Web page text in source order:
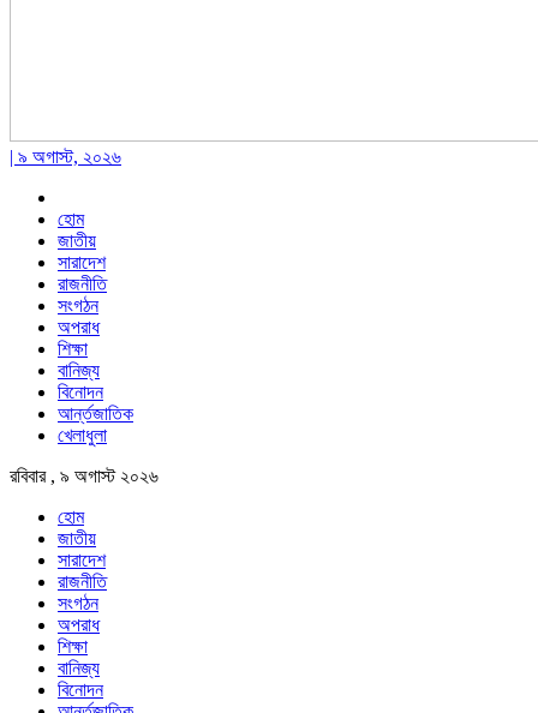
| ৯ অগাস্ট, ২০২৬
হোম
জাতীয়
সারাদেশ
রাজনীতি
সংগঠন
অপরাধ
শিক্ষা
বানিজ্য
বিনোদন
আর্ন্তজাতিক
খেলাধুলা
রবিবার , ৯ অগাস্ট ২০২৬
হোম
জাতীয়
সারাদেশ
রাজনীতি
সংগঠন
অপরাধ
শিক্ষা
বানিজ্য
বিনোদন